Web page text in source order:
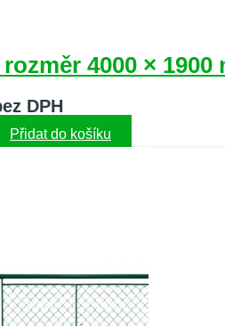
4000 × 1900
DPH
Přidat do košíku